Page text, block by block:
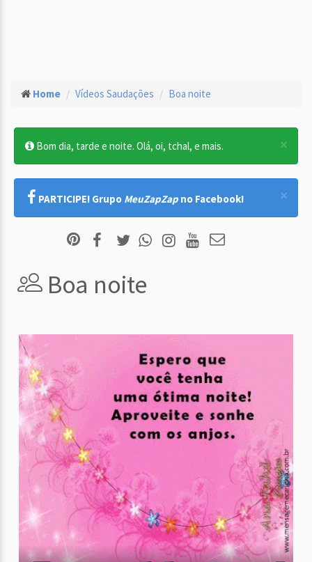
Home Vídeos Saudações Boa noite
×
Bom dia, tarde e noite. Olá, oi, tchal, e mais.
×
PARTICIPE! Grupo MeuZapZap no Facebook!
Boa noite